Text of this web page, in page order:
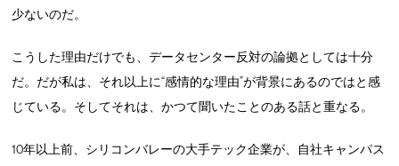
少ないのだ。
こうした理由だけでも、データセンター反対の論拠としては十分
だ。だが私は、それ以上に“感情的な理由”が背景にあるのではと感
じている。そしてそれは、かつて聞いたことのある話と重なる。
10年以上前、シリコンバレーの大手テック企業が、自社キャンパス